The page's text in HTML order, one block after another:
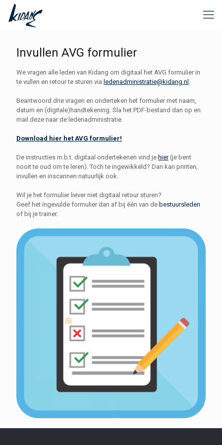
Invullen AVG formulier
We vragen alle leden van Kidang om digitaal het AVG formulier in
te vullen en retour te sturen via ledenadministratie@kidang.nl .
Beantwoord drie vragen en onderteken het formulier met naam,
datum en (digitale)handtekening. Sla het PDF-bestand dan op en
mail deze naar de ledenadministratie.
Download hier het AVG formulier!
De instructies m.b.t. digitaal ondertekenen vind je hier(je bent
nooit te oud om te leren). Toch te ingewikkeld? Dan kan printen,
invullen en inscannen natuurlijk ook.
Wil je het formulier liever niet digitaal retour sturen?
Geef het ingevulde formulier dan af bij één van de bestuursleden
of bij je trainer.